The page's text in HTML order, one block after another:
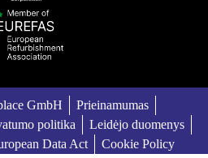
GmbH
Prieinamumas
politika
Leidėjo duomenys
Data Act Cookie Policy